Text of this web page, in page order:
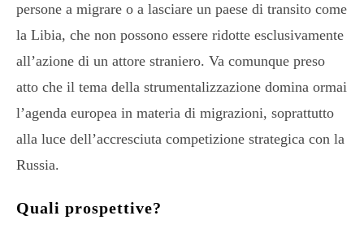
persone a migrare o a lasciare un paese di transito come
la Libia, che non possono essere ridotte esclusivamente
all’azione di un attore straniero. Va comunque preso
atto che il tema della strumentalizzazione domina ormai
l’agenda europea in materia di migrazioni, soprattutto
alla luce dell’accresciuta competizione strategica con la
Russia.
Quali prospettive?